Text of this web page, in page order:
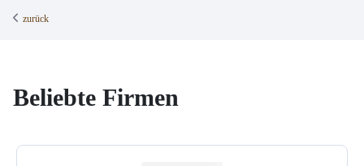
zurück
Beliebte Firmen